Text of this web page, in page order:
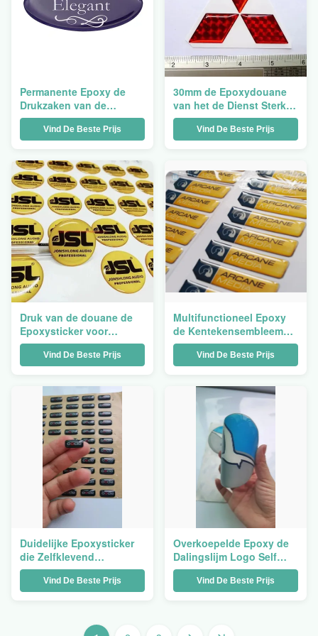
Permanente Epoxy de
Drukzaken van de
Etiketsticker om 30mm
Vind De Beste Prijs
30mm de Epoxydouane
van het de Dienst Sterke
Zelfklevende Naambord
van de Stickerdruk
Vind De Beste Prijs
Druk van de douane de
Epoxysticker voor
Elektronische
Veelkleurige Prijs
Vind De Beste Prijs
Multifunctioneel Epoxy
de Kentekensembleem
van de Stickerdruk
Vind De Beste Prijs
Duidelijke Epoxysticker
die Zelfklevend
Waterdicht Aangepast
Overdrukplaatje drukken
Vind De Beste Prijs
Overkoepelde Epoxy de
Dalingslijm Logo Self
Adhesive van pvc van de
Stickerdruk
Vind De Beste Prijs